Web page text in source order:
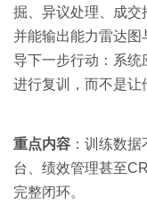
掘、异议处理、成交
并能输出能力雷达图
导下一步行动：系
进行复训，而不是让
重点内容 ：训练数
台、绩效管理甚至
完整闭环。